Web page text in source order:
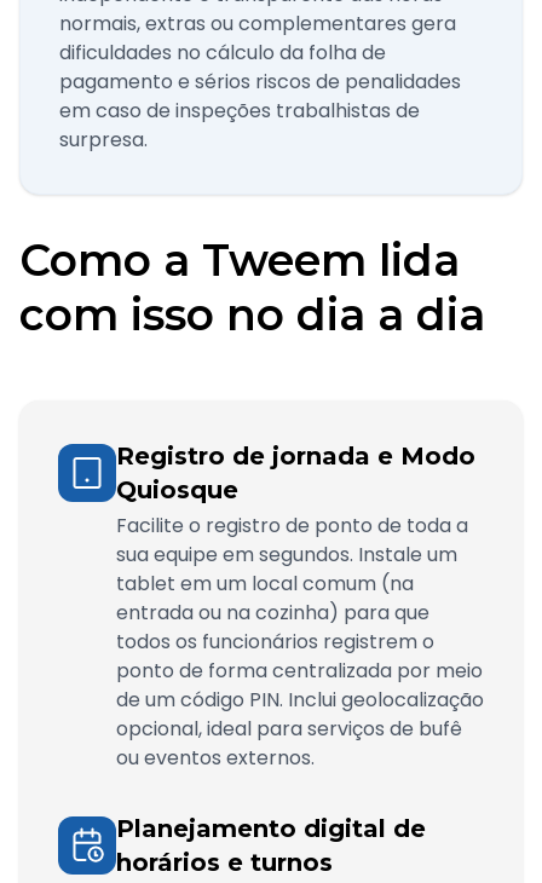
normais, extras ou complementares gera
dificuldades no cálculo da folha de
pagamento e sérios riscos de penalidades
em caso de inspeções trabalhistas de
surpresa.
Como a Tweem lida
com isso no dia a dia
Registro de jornada e Modo
Quiosque
Facilite o registro de ponto de toda a
sua equipe em segundos. Instale um
tablet em um local comum (na
entrada ou na cozinha) para que
todos os funcionários registrem o
ponto de forma centralizada por meio
de um código PIN. Inclui geolocalização
opcional, ideal para serviços de bufê
ou eventos externos.
Planejamento digital de
horários e turnos